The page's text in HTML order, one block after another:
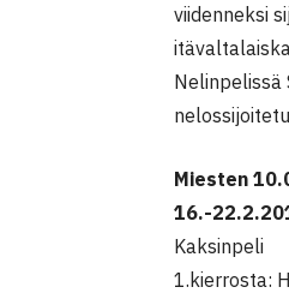
viidenneksi
Nelinpelissä
Miesten
16.-
Kaksinpeli
1.kierrosta: